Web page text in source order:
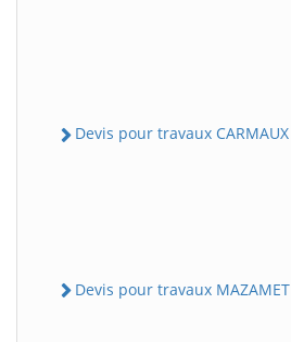
Devis pour travaux CARMAUX
Devis pour travaux MAZAMET